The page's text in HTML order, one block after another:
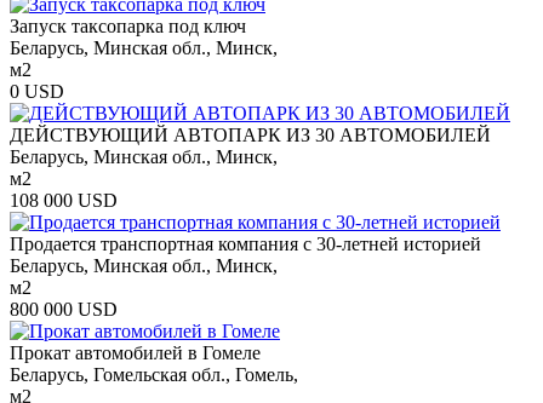
Запуск таксопарка под ключ
Беларусь, Минская обл., Минск,
м2
0 USD
ДЕЙСТВУЮЩИЙ АВТОПАРК ИЗ 30 АВТОМОБИЛЕЙ
Беларусь, Минская обл., Минск,
м2
108 000 USD
Продается транспортная компания с 30-летней историей
Беларусь, Минская обл., Минск,
м2
800 000 USD
Прокат автомобилей в Гомеле
Беларусь, Гомельская обл., Гомель,
м2